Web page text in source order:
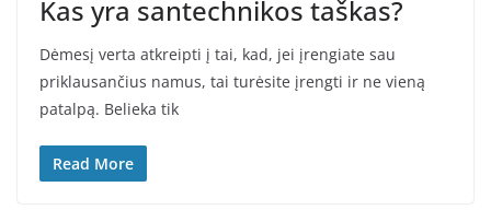
Kas yra santechnikos taškas?
Dėmesį verta atkreipti į tai, kad, jei įrengiate sau
priklausančius namus, tai turėsite įrengti ir ne vieną
patalpą. Belieka tik
Read More